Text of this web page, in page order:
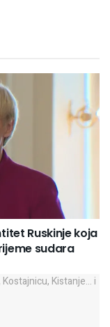
Ruskinje koja
sudara